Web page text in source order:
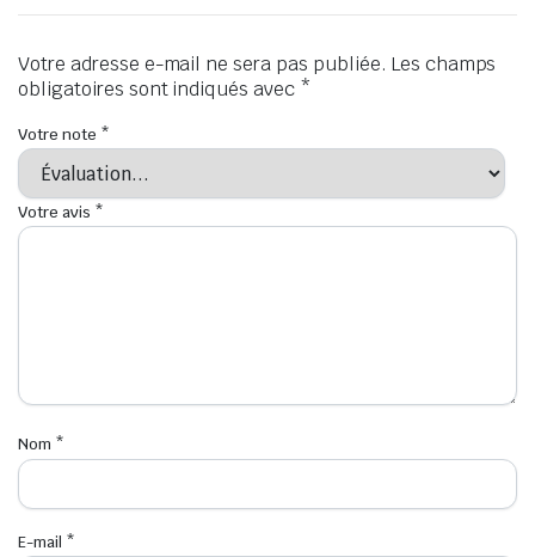
Votre adresse e-mail ne sera pas publiée. Les champs
obligatoires sont indiqués avec *
Votre note *
Votre avis *
Nom *
E-mail *